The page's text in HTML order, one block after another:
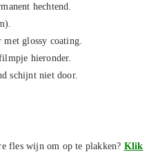
hechtend.
glossy coating.
hieronder.
schijnt niet door.
fles wijn om op te plakken? Klik